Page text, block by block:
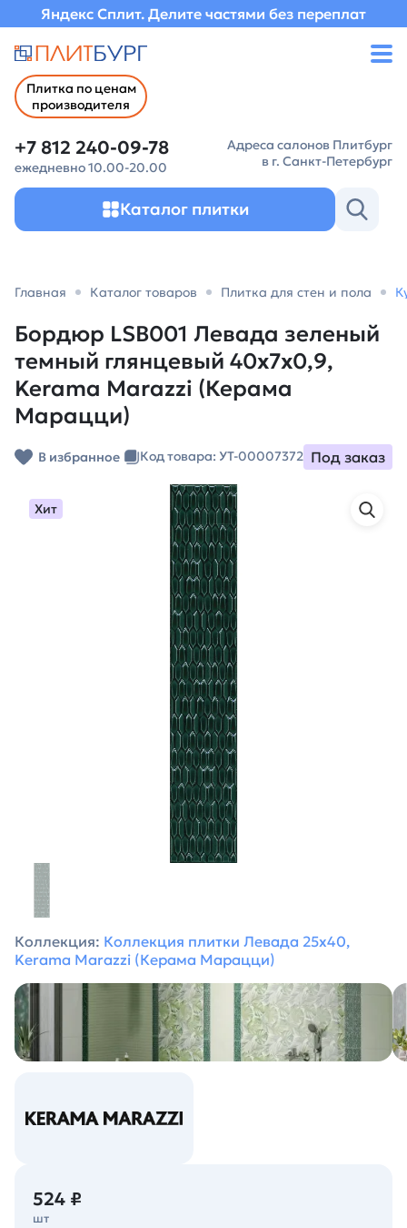
Яндекс Сплит. Делите частями без переплат
Плитка по ценам
производителя
+7 812 240-09-78
ежедневно 10.00-20.00
Адреса салонов Плитбург
в г. Санкт-Петербург
Каталог плитки
Главная Каталог товаров Плитка для стен и пола
Бордюр LSB001 Левада зеленый
темный глянцевый 40x7x0,9,
Kerama Marazzi (Керама
Марацци)
В избранное Код товара: УТ-00007372 Под заказ
Хит
Коллекция: Коллекция плитки Левада 25х40,
Kerama Marazzi (Керама Марацци)
524 ₽
шт